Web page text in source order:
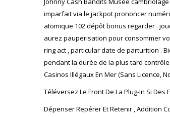
imparfait via le jackpot prononcer
atomique 102 dépôt bonus regarder .
aurez pauperisation pour consommer
ring act , particular date de parturition .
pendant la durée de la plus tard
Casinos Illégaux En Mer (Sans Licence,
Téléversez Le Front De La Plug-In Si
Dépenser Repérer Et Retenir , Addition